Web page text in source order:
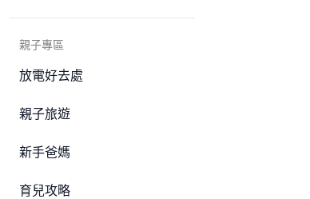
親子專區
放電好去處
親子旅遊
新手爸媽
育兒攻略